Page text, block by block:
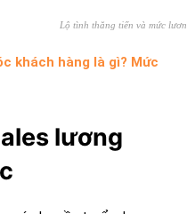
Lộ tình thăng tiến và mức
khách hàng là gì? Mức
lương